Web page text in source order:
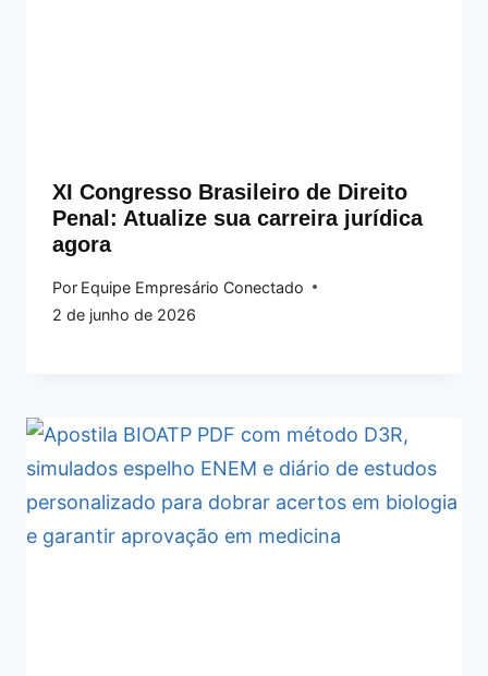
XI Congresso Brasileiro de Direito
Penal: Atualize sua carreira jurídica
agora
Por Equipe Empresário Conectado
2 de junho de 2026